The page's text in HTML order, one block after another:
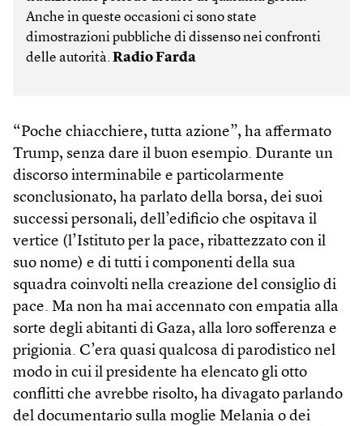
Anche in queste occasioni ci sono state
dimostrazioni pubbliche di dissenso nei confronti
delle autorità.Radio Farda
“Poche chiacchiere, tutta azione”, ha affermato
Trump, senza dare il buon esempio. Durante un
discorso interminabile e particolarmente
sconclusionato, ha parlato della borsa, dei suoi
successi personali, dell’edificio che ospitava il
vertice (l’Istituto per la pace, ribattezzato con il
suo nome) e di tutti i componenti della sua
squadra coinvolti nella creazione del consiglio di
pace. Ma non ha mai accennato con empatia alla
sorte degli abitanti di Gaza, alla loro sofferenza e
prigionia. C’era quasi qualcosa di parodistico nel
modo in cui il presidente ha elencato gli otto
conflitti che avrebbe risolto, ha divagato parlando
del documentario sulla moglie Melania o dei